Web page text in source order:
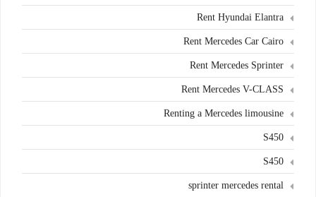
Rent Hyundai Elantra
Rent Mercedes Car Cairo
Rent Mercedes Sprinter
Rent Mercedes V-CLASS
Renting a Mercedes limousine
S450
S450
sprinter mercedes rental